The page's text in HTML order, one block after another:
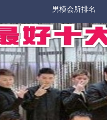
男模会所排名